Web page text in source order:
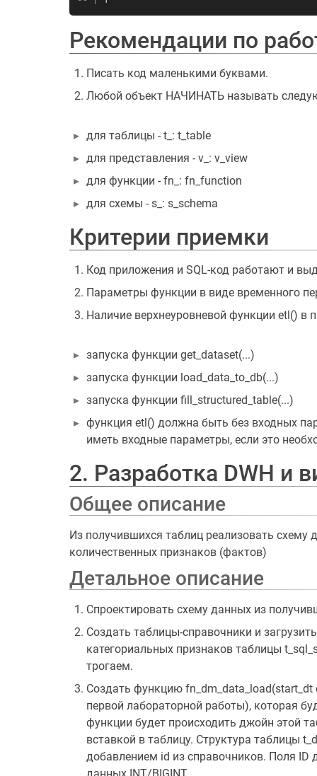
Рекомендации по
Писать код маленькими буквами.
Любой объект НАЧИНАТЬ называть
для таблицы - t_: t_table
для представления - v_: v_view
для функции - fn_: fn_function
для схемы - s_: s_schema
Критерии приемки
Код приложения и SQL-код работают и
Параметры функции в виде временного
Наличие верхнеуровневой функции etl() в
запуска функции get_dataset(...)
запуска функции load_data_to_db(...)
запуска функции fill_structured_table(...)
функция etl() должна быть без входных
иметь входные параметры, если это
2. Разработка DWH и
Общее описание
Из получившихся таблиц реализовать схему
количественных признаков (фактов)
Детальное описание
Спроектировать схему данных из
Создать таблицы-справочники и
категориальных признаков таблицы
трогаем.
Создать функцию fn_dm_data_load(start_dt
первой лабораторной работы), которая
функции будет происходить джойн этой
вставкой в таблицу. Структура таблицы
добавлением id из справочников. Поля